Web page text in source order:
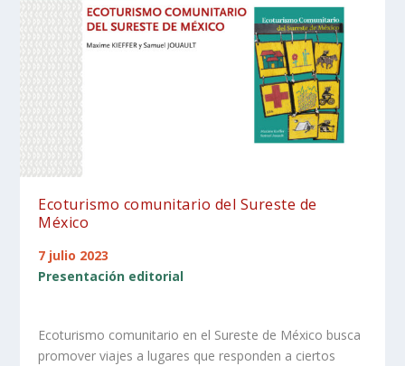
Ecoturismo comunitario del Sureste de
México
7 julio 2023
Presentación editorial
Ecoturismo comunitario en el Sureste de México busca
promover viajes a lugares que responden a ciertos